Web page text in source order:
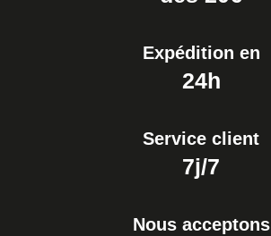
Expédition en
24h
Service client
7j/7
Nous acceptons